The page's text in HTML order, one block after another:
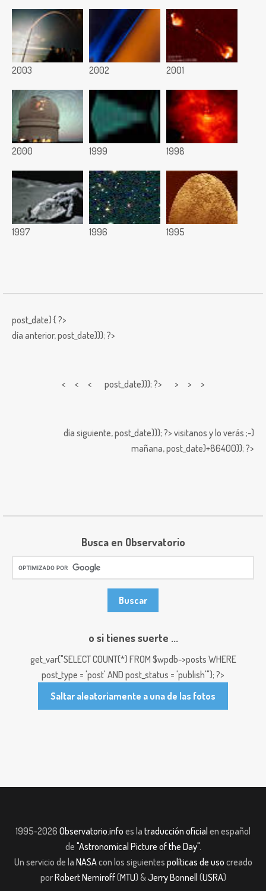
2003 2002 2001
2000 1999 1998
1997 1996 1995
post_date) { ?>
día anterior,post_date))); ?>
< < < post_date))); ?> > > >
día siguiente,post_date))); ?> visitanos y lo verás ;-)
mañana,post_date)+86400)); ?>
Busca en Observatorio
o si tienes suerte ...
get_var("SELECT COUNT(*) FROM $wpdb->posts WHERE
post_type = 'post' AND post_status = 'publish'"); ?>
Saltar aleatoriamente a una de las fotos
1995-2026 Observatorio.info es la traducción oficial en español
de "Astronomical Picture of the Day".
Un servicio de la NASAcon los siguientes políticas de uso creado
porRobert Nemiroff(MTU) &Jerry Bonnell (USRA)